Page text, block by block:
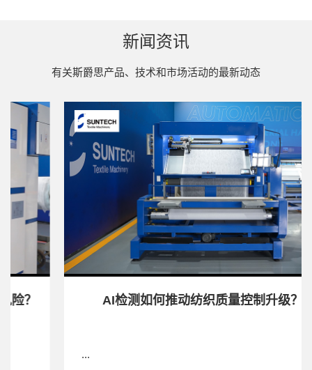
新闻资讯
有关斯爵思产品、技术和市场活动的最新动态
AI检测如何推动纺织质量控制升级？